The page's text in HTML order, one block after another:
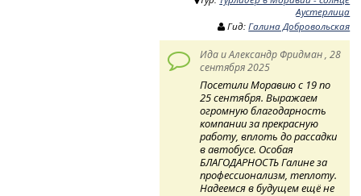
Аустерлица
Гид:Галина Добровольская
Ида и Александр Фридман , 28
сентября 2025
Посетили Моравию с 19 по
25 сентября. Выражаем
огромную благодарность
компании за прекрасную
работу, вплоть до рассадки
в автобусе. Особая
БЛАГОДАРНОСТЬ Галине за
профессионализм, теплоту.
Надеемся в будущем ещё не